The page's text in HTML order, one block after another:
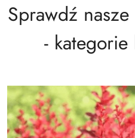
Sprawdź
- kategorie